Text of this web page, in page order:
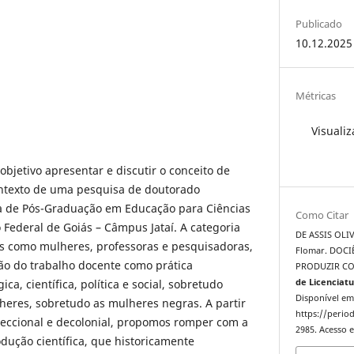
apresentar e discutir o conceito de
de uma pesquisa de doutorado
Pós-Graduação em Educação para Ciências
de Goiás – Câmpus Jataí. A categoria
como mulheres, professoras e pesquisadoras,
do trabalho docente como prática
científica, política e social, sobretudo
sobretudo as mulheres negras. A partir
e decolonial, propomos romper com a
científica, que historicamente
Publicado
10.12.2025
Métricas
Como Citar
DE ASSIS
Flomar.
PRODUZIR
de
Disponível
https://
2985. Acesso